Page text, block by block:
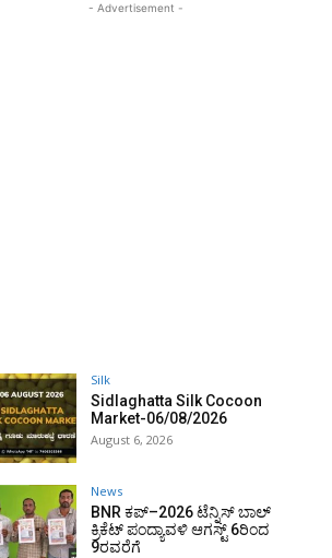
- Advertisement -
Silk
Sidlaghatta Silk Cocoon
Market-06/08/2026
August 6, 2026
News
BNR ಕಪ್–2026 ಟೆನ್ನಿಸ್ ಬಾಲ್
ಕ್ರಿಕೆಟ್ ಪಂದ್ಯಾವಳಿ ಆಗಸ್ಟ್ 6ರಿಂದ
9ರವರೆಗೆ